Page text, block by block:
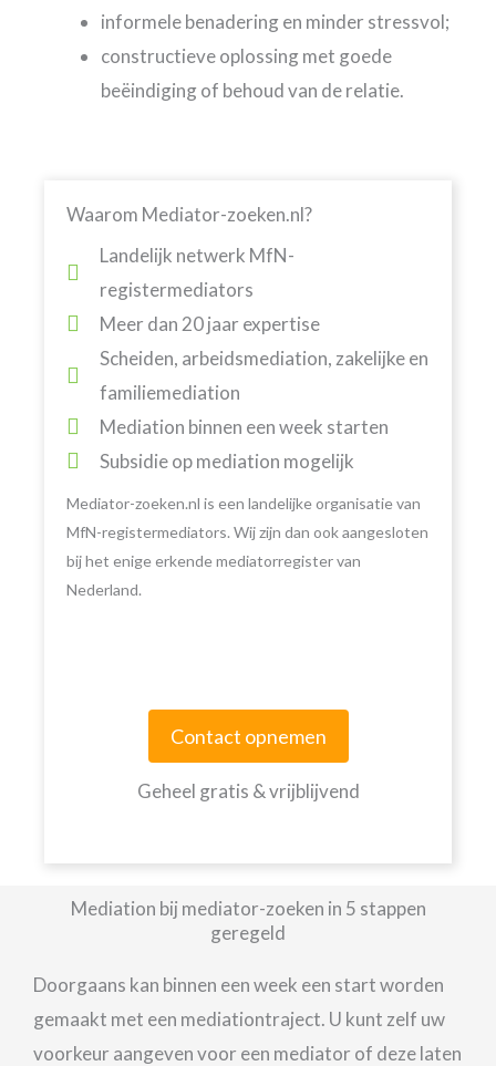
informele benadering en minder stressvol;
constructieve oplossing met goede
beëindiging of behoud van de relatie.
Waarom Mediator-zoeken.nl?
Landelijk netwerk MfN-
registermediators
Meer dan 20 jaar expertise
Scheiden, arbeidsmediation, zakelijke en
familiemediation
Mediation binnen een week starten
Subsidie op mediation mogelijk
Mediator-zoeken.nl is een landelijke organisatie van
MfN-registermediators. Wij zijn dan ook aangesloten
bij het enige erkende mediatorregister van
Nederland.
Contact opnemen
Geheel gratis & vrijblijvend
Mediation bij mediator-zoeken in 5 stappen
geregeld
Doorgaans kan binnen een week een start worden
gemaakt met een mediationtraject. U kunt zelf uw
voorkeur aangeven voor een mediator of deze laten